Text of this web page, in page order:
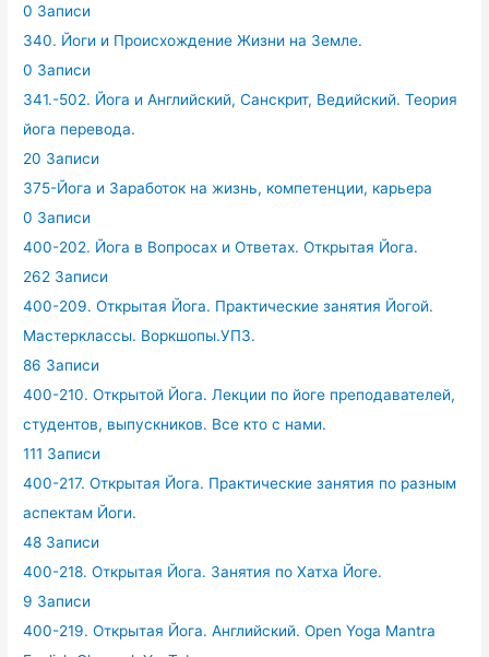
0 Записи
340. Йоги и Происхождение Жизни на Земле.
0 Записи
341.-502. Йога и Английский, Санскрит, Ведийский. Теория
йога перевода.
20 Записи
375-Йога и Заработок на жизнь, компетенции, карьера
0 Записи
400-202. Йога в Вопросах и Ответах. Открытая Йога.
262 Записи
400-209. Открытая Йога. Практические занятия Йогой.
Мастерклассы. Воркшопы.УПЗ.
86 Записи
400-210. Открытой Йога. Лекции по йоге преподавателей,
студентов, выпускников. Все кто с нами.
111 Записи
400-217. Открытая Йога. Практические занятия по разным
аспектам Йоги.
48 Записи
400-218. Открытая Йога. Занятия по Хатха Йоге.
9 Записи
400-219. Открытая Йога. Английский. Open Yoga Mantra